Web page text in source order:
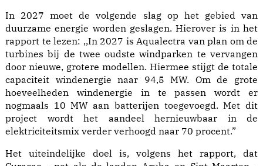
In 2027 moet de volgende slag op het gebied van
duurzame energie worden geslagen. Hierover is in het
rapport te lezen: ,,In 2027 is Aqualectra van plan om de
turbines bij de twee oudste windparken te vervangen
door nieuwe, grotere modellen. Hiermee stijgt de totale
capaciteit windenergie naar 94,5 MW. Om de grote
hoeveelheden windenergie in te passen wordt er
nogmaals 10 MW aan batterijen toegevoegd. Met dit
project wordt het aandeel hernieuwbaar in de
elektriciteitsmix verder verhoogd naar 70 procent.”
Het uiteindelijke doel is, volgens het rapport, dat